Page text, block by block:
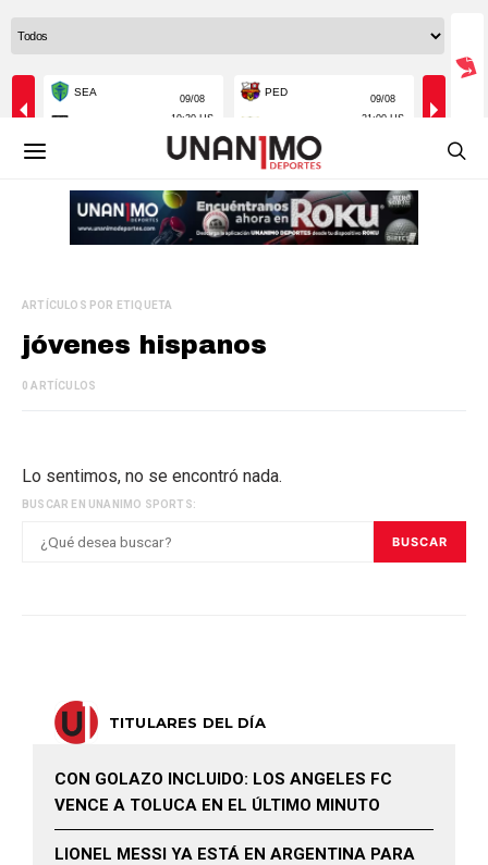
ARTÍCULOS POR ETIQUETA
jóvenes hispanos
0 ARTÍCULOS
Lo sentimos, no se encontró nada.
BUSCAR EN UNANIMO SPORTS:
BUSCAR
TITULARES DEL DÍA
CON GOLAZO INCLUIDO: LOS ANGELES FC
VENCE A TOLUCA EN EL ÚLTIMO MINUTO
LIONEL MESSI YA ESTÁ EN ARGENTINA PARA